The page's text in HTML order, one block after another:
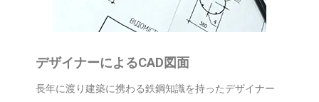
デザイナーによるCAD図面
長年に渡り建築に携わる鉄鋼知識を持ったデザイナー